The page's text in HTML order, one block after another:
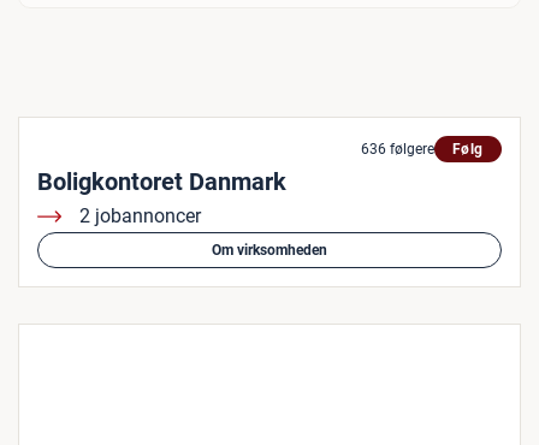
636 følgere Følg
Boligkontoret Danmark
2 jobannoncer
Om virksomheden